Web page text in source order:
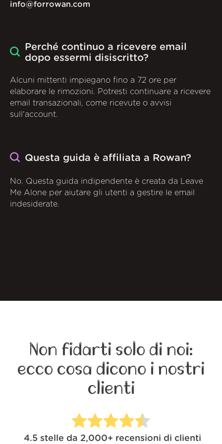
info@forrowan.com
Perché continuo a ricevere email
dopo essermi disiscritto?
Alcuni mittenti impiegano fino a 72 ore per
elaborare le rimozioni. Potresti continuare a ricevere
email transazionali, come ricevute o avvisi
sull'account.
Questa guida è affiliata a Rowan?
No. Questa guida indipendente è creata da Leave
Me Alone per aiutare gli utenti a gestire le email
indesiderate.
Non fidarti solo di noi:
ecco cosa dicono i nostri
clienti
4.5 stelle da 2,000+ recensioni di clienti